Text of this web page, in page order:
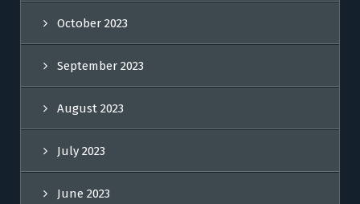
October 2023
September 2023
August 2023
July 2023
June 2023